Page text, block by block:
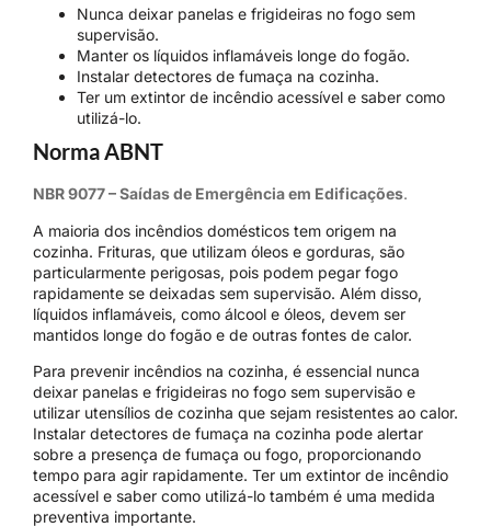
Nunca deixar panelas e frigideiras no fogo sem
supervisão.
Manter os líquidos inflamáveis longe do fogão.
Instalar detectores de fumaça na cozinha.
Ter um extintor de incêndio acessível e saber como
utilizá-lo.
Norma ABNT
NBR 9077 – Saídas de Emergência em Edificações.
A maioria dos incêndios domésticos tem origem na
cozinha. Frituras, que utilizam óleos e gorduras, são
particularmente perigosas, pois podem pegar fogo
rapidamente se deixadas sem supervisão. Além disso,
líquidos inflamáveis, como álcool e óleos, devem ser
mantidos longe do fogão e de outras fontes de calor.
Para prevenir incêndios na cozinha, é essencial nunca
deixar panelas e frigideiras no fogo sem supervisão e
utilizar utensílios de cozinha que sejam resistentes ao calor.
Instalar detectores de fumaça na cozinha pode alertar
sobre a presença de fumaça ou fogo, proporcionando
tempo para agir rapidamente. Ter um extintor de incêndio
acessível e saber como utilizá-lo também é uma medida
preventiva importante.